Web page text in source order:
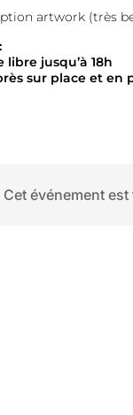
artwork (très
libre jusqu’à 18h
sur place et en